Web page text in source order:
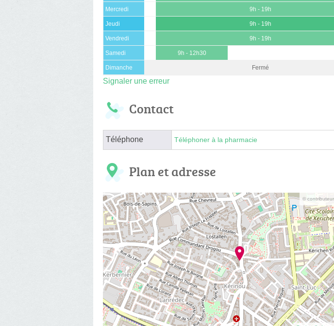
Mercredi 9h - 19h
Jeudi 9h - 19h
Vendredi 9h - 19h
Samedi 9h - 12h30
Dimanche Fermé
Signaler une erreur
Contact
Téléphone Téléphoner à la pharmacie
Plan et adresse
©